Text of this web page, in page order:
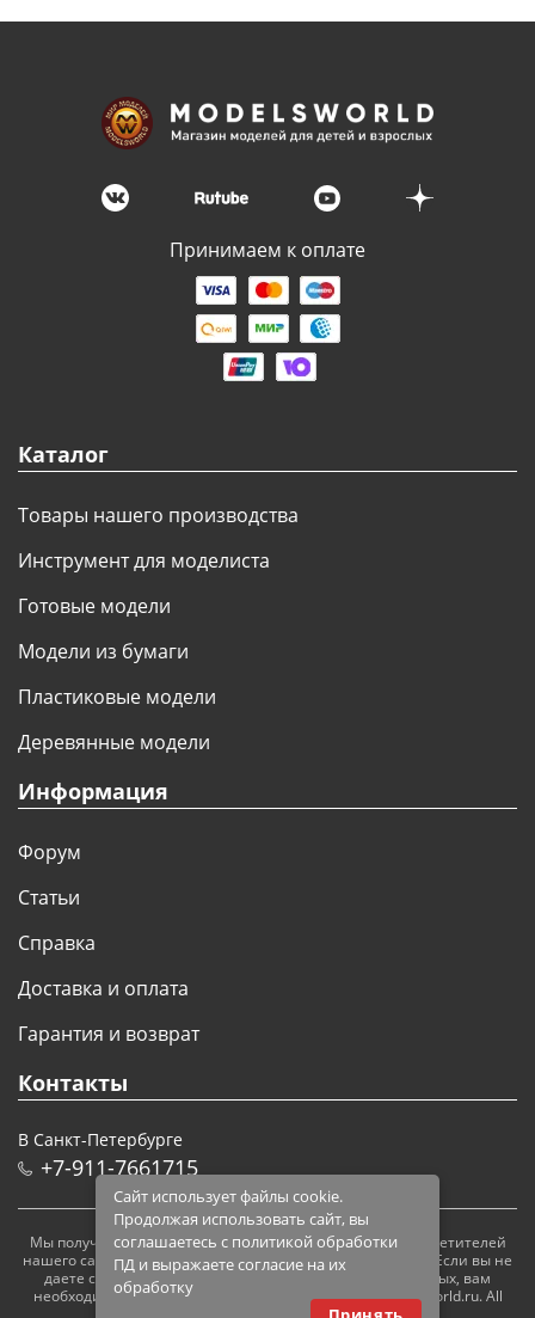
Принимаем к оплате
Каталог
Товары нашего производства
Инструмент для моделиста
Готовые модели
Модели из бумаги
Пластиковые модели
Деревянные модели
Информация
Форум
Статьи
Справка
Доставка и оплата
Гарантия и возврат
Контакты
В Санкт-Петербурге
+7-911-7661715
Мы получаем и обрабатываем персональные данные посетителей
нашего сайта в соответствии софициальной политикой
. Если вы не
даете согласия на обработку своих персональных данных, вам
необходимо покинуть наш сайт. © 2005 — 2026 modelsworld.ru. All
Сайт использует файлы cookie.
Продолжая использовать сайт, вы
соглашаетесь с политикой обработки
ПД и выражаете согласие на их
обработку